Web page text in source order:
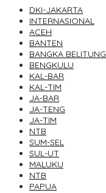
DKI-JAKARTA
INTERNASIONAL
ACEH
BANTEN
BANGKA BELITUNG
BENGKULU
KAL-BAR
KAL-TIM
JA-BAR
JA-TENG
JA-TIM
NTB
SUM-SEL
SUL-UT
MALUKU
NTB
PAPUA